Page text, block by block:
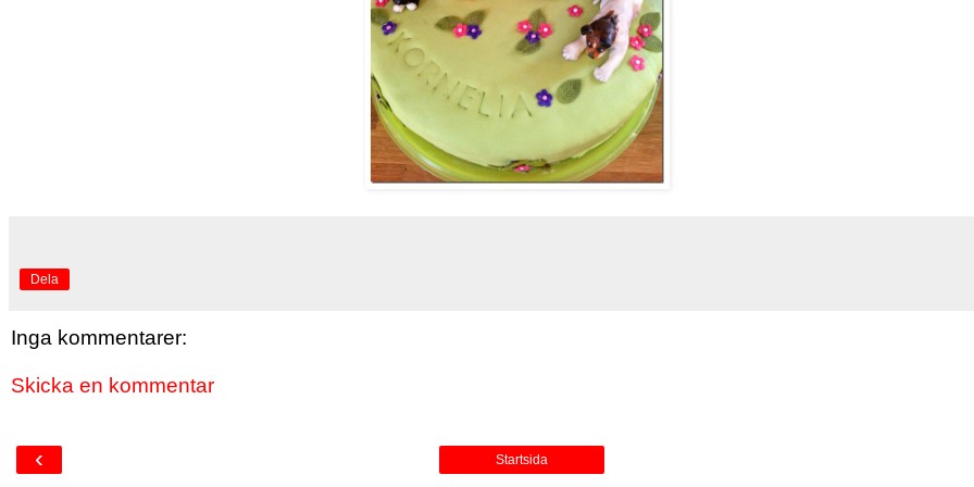
Dela
Inga kommentarer:
Skicka en kommentar
‹ Startsida